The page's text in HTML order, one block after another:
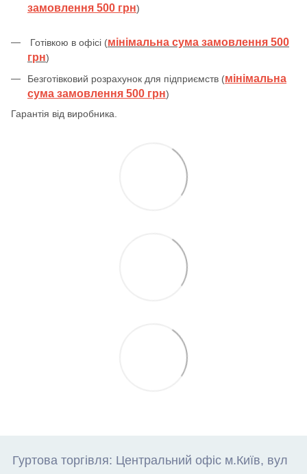
замовлення 500 грн)
Готівкою в офісі (мінімальна сума замовлення 500
грн)
Безготівковий розрахунок для підприємств (мінімальна
сума замовлення 500 грн)
Гарантія від виробника.
Гуртова торгівля: Центральний офіс м.Київ, вул